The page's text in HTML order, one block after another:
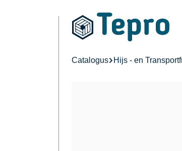
Catalogus Hijs - en